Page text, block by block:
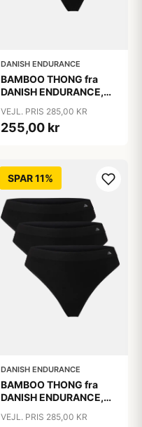
DANISH ENDURANCE
BAMBOO THONG fra
DANISH ENDURANCE,
VEJL. PRIS 285,00 KR
255,00 kr
SPAR 11%
DANISH ENDURANCE
BAMBOO THONG fra
DANISH ENDURANCE,
VEJL. PRIS 285,00 KR